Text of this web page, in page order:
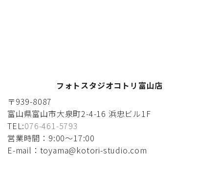
フォトスタジオコトリ富山店
〒939-8087
富山県富山市大泉町2-4-16 浜忠ビル1F
TEL:076-461-5793
営業時間：9:00〜17:00
E-mail：toyama@kotori-studio.com